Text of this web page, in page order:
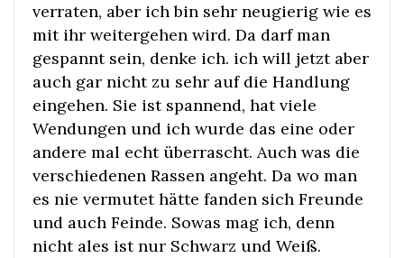
verraten, aber ich bin sehr neugierig wie es
mit ihr weitergehen wird. Da darf man
gespannt sein, denke ich. ich will jetzt aber
auch gar nicht zu sehr auf die Handlung
eingehen. Sie ist spannend, hat viele
Wendungen und ich wurde das eine oder
andere mal echt überrascht. Auch was die
verschiedenen Rassen angeht. Da wo man
es nie vermutet hätte fanden sich Freunde
und auch Feinde. Sowas mag ich, denn
nicht ales ist nur Schwarz und Weiß.